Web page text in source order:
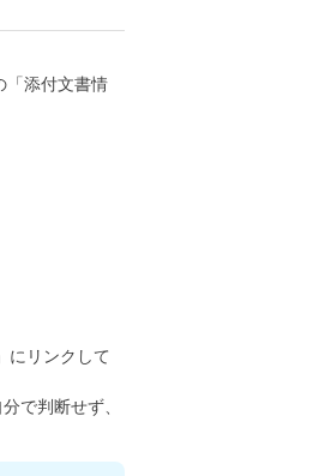
「添付文書情
にリンクして
で判断せず、